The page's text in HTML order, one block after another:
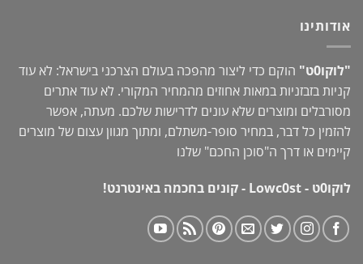
אודותינו
"לוקו0ט"
הוקם כדי ליצור מהפכה בעולם הצרכני בישראל: לא עוד
קניות בזבזניות במאות אחוזים מהמחיר המקורי. לא עוד אתרים
מסורבלים ומוצרים שלא עונים לדרישות שלכם. מעתה, אפשר
להזמין כל דבר, במחיר סופר-משתלם, ומתוך מגוון עצום של מוצרים
קיימים או דרך ה"סוכן החכם" שלנו
לוקו0ט - Lowc0st - קונים בחכמה באינטרנט!